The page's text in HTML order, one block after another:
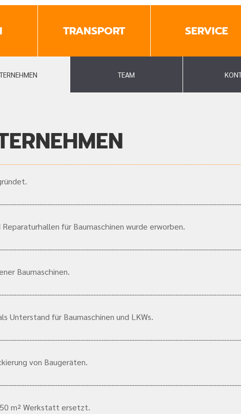
TRANSPORT SERVICE
TEAM
für Baumaschinen wurde erworben.
Baumaschinen.
Unterstand für Baumaschinen und LKWs.
von Baugeräten.
m² Werkstatt ersetzt.